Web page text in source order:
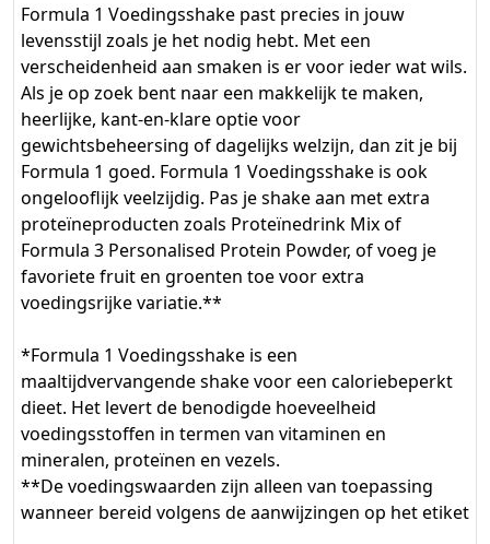
Formula 1 Voedingsshake past precies in jouw
levensstijl zoals je het nodig hebt. Met een
verscheidenheid aan smaken is er voor ieder wat wils.
Als je op zoek bent naar een makkelijk te maken,
heerlijke, kant-en-klare optie voor
gewichtsbeheersing of dagelijks welzijn, dan zit je bij
Formula 1 goed. Formula 1 Voedingsshake is ook
ongelooflijk veelzijdig. Pas je shake aan met extra
proteïneproducten zoals Proteïnedrink Mix of
Formula 3 Personalised Protein Powder, of voeg je
favoriete fruit en groenten toe voor extra
voedingsrijke variatie.**
*Formula 1 Voedingsshake is een
maaltijdvervangende shake voor een caloriebeperkt
dieet. Het levert de benodigde hoeveelheid
voedingsstoffen in termen van vitaminen en
mineralen, proteïnen en vezels.
**De voedingswaarden zijn alleen van toepassing
wanneer bereid volgens de aanwijzingen op het etiket